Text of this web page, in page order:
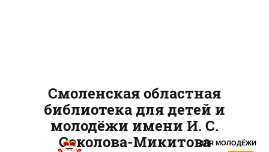
ДЛЯ МОЛОДЁЖИ
Смоленская областная
библиотека для детей и
молодёжи имени И. С.
Соколова-Микитова